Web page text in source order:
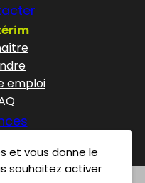
emploi
et vous donne le
souhaitez activer